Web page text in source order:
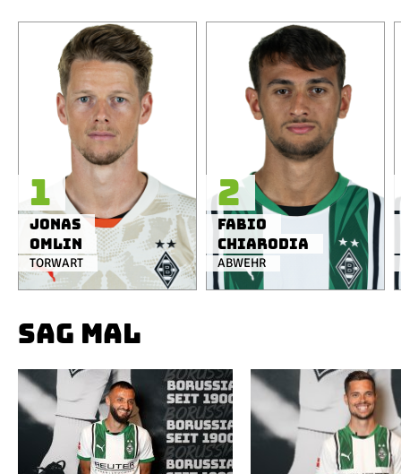
TORWART
Jonas
Omlin
1
ABWEHR
Fabio
Chiarodia
2
SAG MAL